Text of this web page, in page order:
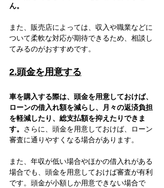
ん。
また、販売店によっては、収入や職業などに
ついて柔軟な対応が期待できるため、相談し
てみるのがおすすめです。
2.頭金を用意する
車を購入する際は、頭金を用意しておけば、
ローンの借入れ額を減らし、月々の返済負担
を軽減したり、総支払額を抑えたりできま
す。 さらに、頭金を用意しておけば、ローン
審査に通りやすくなる場合があります。
また、年収が低い場合やほかの借入れがある
場合でも、頭金を用意しておけば審査が有利
です。頭金が小額しか用意できない場合で